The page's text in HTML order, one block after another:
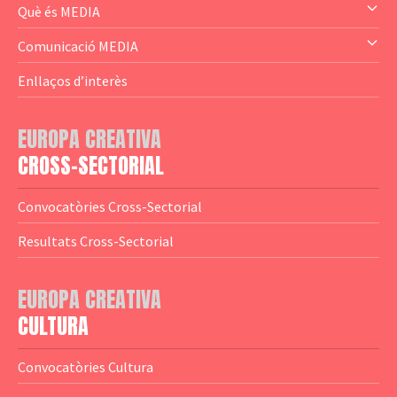
— Audience Cluster
— Altres
Què és MEDIA
— El subprograma MEDIA
— Agència Executiva
— Logotips
Comunicació MEDIA
— Estrenes a Catalunya
— Notícies
— Publicacions
— Guies MEDIA
— Altres Guies
— Presentacions
— Estudis
Enllaços d’interès
EUROPA CREATIVA
CROSS-SECTORIAL
Convocatòries Cross-Sectorial
Resultats Cross-Sectorial
EUROPA CREATIVA
CULTURA
Convocatòries Cultura